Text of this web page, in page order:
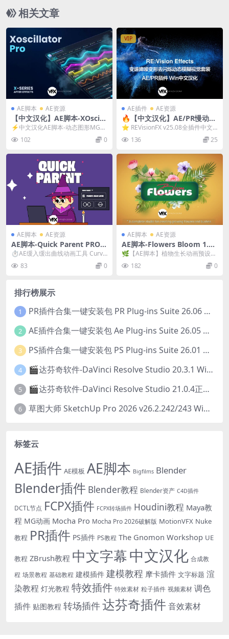
相关文章
AE脚本 AE资源
【中文汉化】AE脚本-XOscill
ator Pro V1.0.0 动态图形MG
动画快速生成器 + 使用教程
⚡中文汉化AE脚本-动态图形MG动
画快速生成器 XOscillator Pro ...
102 0
VIP
AE插件 AE资源
🔥【中文汉化】AE/PR慢动作
·降噪·去闪·动态模糊全能套装
插件 REVisionFX v25.08（Wi
n）
⭐ REVisionFX v25.08全插件中文
汉化套装（Win） 为大家带来R...
136 25
AE脚本 AE资源
AE脚本-Quick Parent PRO v
2.2 父子级图层快速链接工具
⏱️AE缓入缓出曲线动画工具 Curve
s v1.0.4｜高效关键帧缓动神器 Q...
83 0
AE脚本 AE资源
AE脚本-Flowers Bloom 1.1.
2 植物花朵滕曼生长动画预设
+ 使用教程
🌿【AE脚本】植物生长动画预设包
| 花朵绽放·藤蔓生长·一键生成动态
植物 Fl...
182 0
排行榜展示
1 PR插件合集一键安装包 PR Plug-ins Suite 26.06 一键安装PR所有常用插件！
2 AE插件合集一键安装包 Ae Plug-ins Suite 26.05 一键安装AE所有常用插件！
3 PS插件合集一键安装包 PS Plug-ins Suite 26.01 一键安装PS所有常用插件！
4 🎬达芬奇软件-DaVinci Resolve Studio 20.3.1 Win/Mac中文破解版下载
5 🎬达芬奇软件-DaVinci Resolve Studio 21.0.4正式版 Win/Mac中文破解版下载
6 草图大师 SketchUp Pro 2026 v26.2.242/243 Win/Mac破解版 中文版/英文版
标签云
AE插件 AE模板 AE脚本 Bigfilms Blender
Blender插件 Blender教程 Blender资产 C4D插件
DCTL节点 FCPX插件 FCPX转场插件 Houdini教程 Maya教
程 MG动画 Mocha Pro Mocha Pro 2026破解版 MotionVFX Nuke
教程 PR插件 PS插件 PS教程 The Gnomon Workshop UE
教程 ZBrush教程 中文字幕中文汉化 合成教
程 场景教程 基础教程 建模插件 建模教程 摩卡插件 文字标题 渲
染教程 灯光教程 特效插件 特效素材 粒子插件 视频素材 调色
插件 贴图教程 转场插件达芬奇插件 音效素材